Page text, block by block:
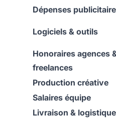
Dépenses
Logiciels & outils
Honoraires agences
freelances
Production créative
Salaires équipe
Livraison & logistique